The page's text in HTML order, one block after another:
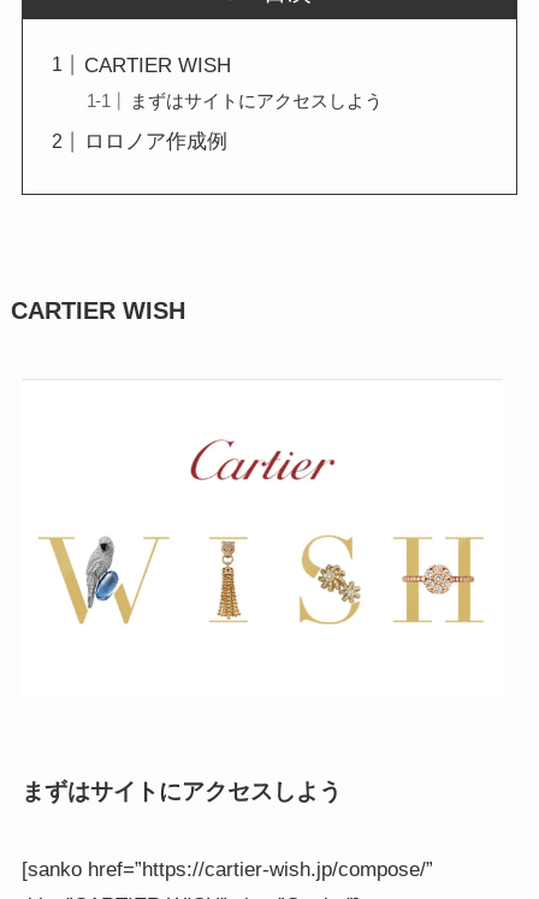
CARTIER WISH
まずはサイトにアクセスしよう
ロロノア作成例
CARTIER WISH
まずはサイトにアクセスしよう
[sanko href=”https://cartier-wish.jp/compose/”